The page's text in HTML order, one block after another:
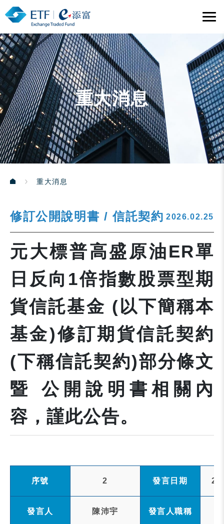
重大消息
重大消息
修訂公開說明書 / 信託契約 2026.02.25
元大標普高盛原油ER單
日反向1倍指數股票型期
貨信託基金 (以下簡稱本
基金)修訂期貨信託契約
(下稱信託契約)部分條文
暨 公開說明書相關內
容，謹此公告。
序號 2 發言日期
發言人 陳沛宇 發言人職稱